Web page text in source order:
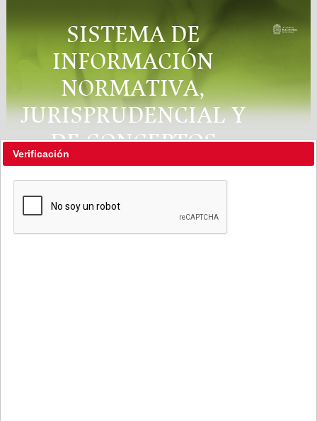
SISTEMA DE
INFORMACIÓN
NORMATIVA,
JURISPRUDENCIAL Y
DE CONCEPTOS
"RÉGIMEN LEGAL"
Verificación